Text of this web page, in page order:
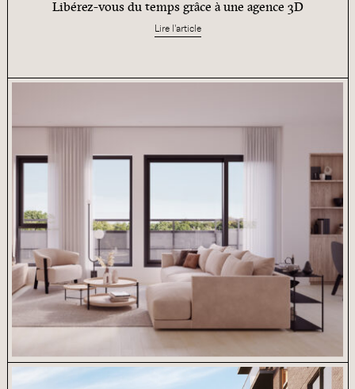
Libérez-vous du temps grâce à une agence 3D
Lire l'article